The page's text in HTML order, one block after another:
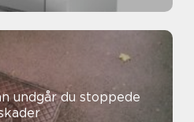
undgår du stoppede